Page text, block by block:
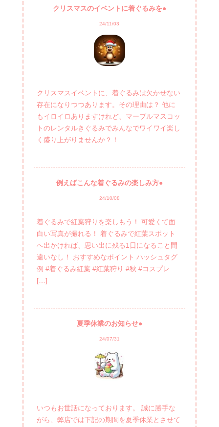
クリスマスのイベントに着ぐるみを●
24/11/03
クリスマスイベントに、着ぐるみは欠かせない
存在になりつつあります。その理由は？ 他に
もイロイロありますけれど、マーブルマスコッ
トのレンタルきぐるみでみんなでワイワイ楽し
く盛り上がりませんか？！
例えばこんな着ぐるみの楽しみ方●
24/10/08
着ぐるみで紅葉狩りを楽しもう！ 可愛くて面
白い写真が撮れる！ 着ぐるみで紅葉スポット
へ出かければ、思い出に残る1日になること間
違いなし！ おすすめなポイント ハッシュタグ
例 #着ぐるみ紅葉 #紅葉狩り #秋 #コスプレ
[…]
夏季休業のお知らせ●
24/07/31
いつもお世話になっております。 誠に勝手な
がら、弊店では下記の期間を夏季休業とさせて